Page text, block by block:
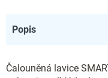
Popis
Čalouněná lavice